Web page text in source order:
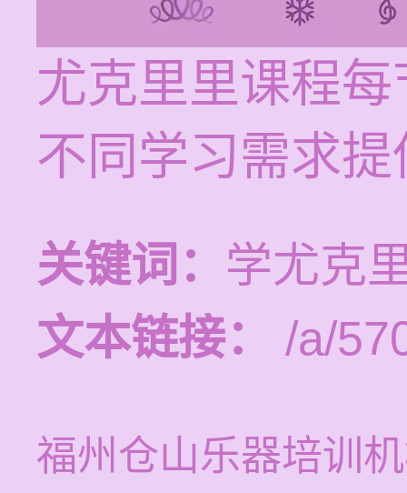
尤克里里课程
不同学习需求
关键词： 学尤克
文本链接：
/a/
福州仓山乐器培训